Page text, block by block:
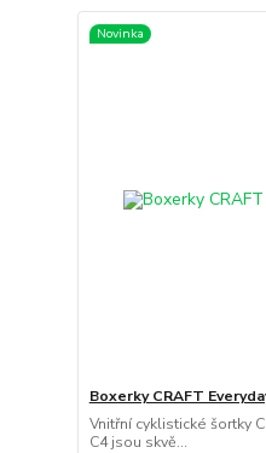
Novinka
Boxerky CRAFT
Vnitřní cyklistické šortky
C4 jsou skvě...